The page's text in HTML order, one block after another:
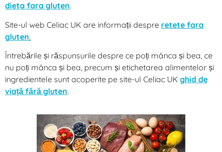
dieta fara gluten.
Site-ul web Celiac UK are informații despre retete fara
gluten.
Întrebările și răspunsurile despre ce poți mânca și bea, ce
nu poți mânca și bea, precum și etichetarea alimentelor și
ingredientele sunt acoperite pe site-ul Celiac UK ghid de
viață fără gluten.